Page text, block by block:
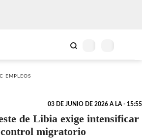
EMPLEOS
03 DE JUNIO DE 2026 A LA - 15:55
de Libia exige intensificar
control migratorio